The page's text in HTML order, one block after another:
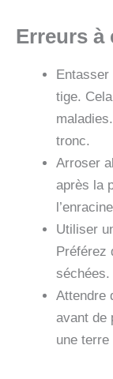
Erreurs à
Entasser
tige.
tronc.
Arroser
après la
Utiliser
Préférez
séchées.
Attendre
avant de
une terre